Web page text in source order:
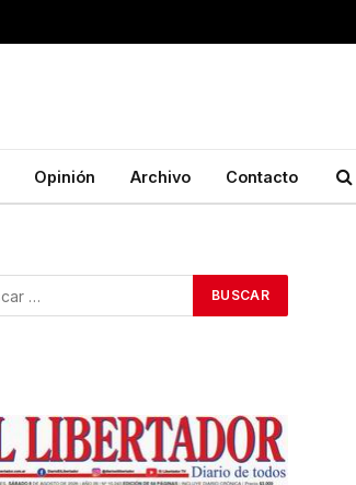
Opinión Archivo Contacto